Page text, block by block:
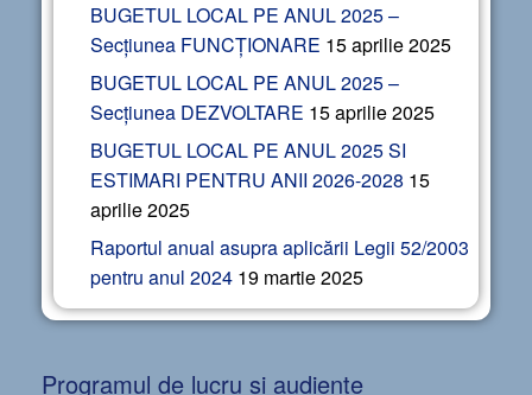
BUGETUL LOCAL PE ANUL 2025 –
Secțiunea FUNCȚIONARE 15 aprilie 2025
BUGETUL LOCAL PE ANUL 2025 –
Secțiunea DEZVOLTARE 15 aprilie 2025
BUGETUL LOCAL PE ANUL 2025 SI
ESTIMARI PENTRU ANII 2026-2028 15
aprilie 2025
Raportul anual asupra aplicării Legii 52/2003
pentru anul 2024 19 martie 2025
Programul de lucru și audiențe